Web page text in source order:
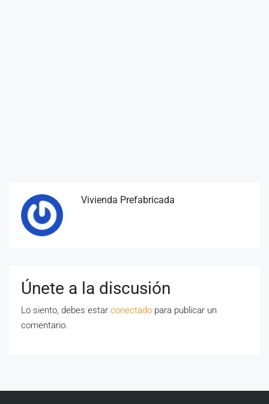
Vivienda Prefabricada
Únete a la discusión
Lo siento, debes estar conectado para publicar un
comentario.